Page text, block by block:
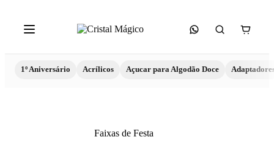
1º Aniversário Acrílicos Açucar para Algodão Doce
Faixas de Festa